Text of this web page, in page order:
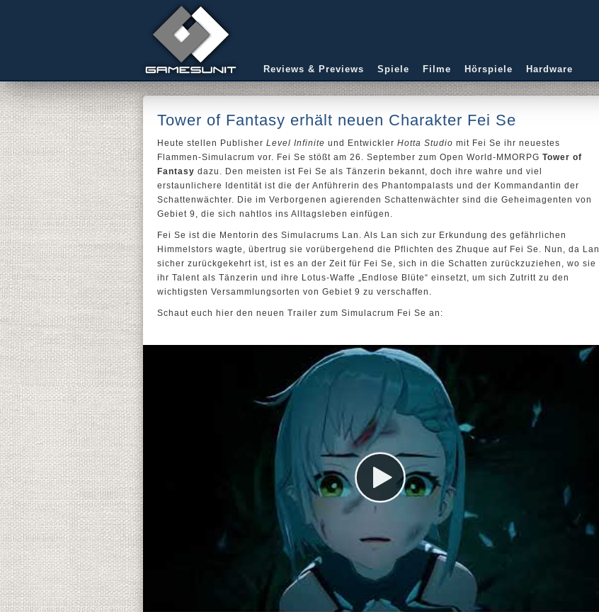
Reviews & Previews Spiele Filme Hörspiele Hardware
Tower of Fantasy erhält neuen Charakter Fei Se
Heute stellen Publisher Level Infinite und Entwickler Hotta Studio mit Fei Se ihr neuestes
Flammen-Simulacrum vor. Fei Se stößt am 26. September zum Open World-MMORPG Tower of
Fantasy dazu. Den meisten ist Fei Se als Tänzerin bekannt, doch ihre wahre und viel
erstaunlichere Identität ist die der Anführerin des Phantompalasts und der Kommandantin der
Schattenwächter. Die im Verborgenen agierenden Schattenwächter sind die Geheimagenten von
Gebiet 9, die sich nahtlos ins Alltagsleben einfügen.
Fei Se ist die Mentorin des Simulacrums Lan. Als Lan sich zur Erkundung des gefährlichen
Himmelstors wagte, übertrug sie vorübergehend die Pflichten des Zhuque auf Fei Se. Nun, da Lan
sicher zurückgekehrt ist, ist es an der Zeit für Fei Se, sich in die Schatten zurückzuziehen, wo sie
ihr Talent als Tänzerin und ihre Lotus-Waffe „Endlose Blüte“ einsetzt, um sich Zutritt zu den
wichtigsten Versammlungsorten von Gebiet 9 zu verschaffen.
Schaut euch hier den neuen Trailer zum Simulacrum Fei Se an: